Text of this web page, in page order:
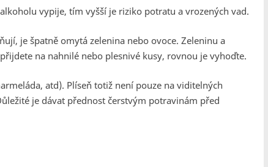
vypije, tím vyšší je riziko potratu a vrozených vad.
je špatně omytá zelenina nebo ovoce. Zeleninu a
na nahnilé nebo plesnivé kusy, rovnou je vyhoďte.
atd). Plíseň totiž není pouze na viditelných
je dávat přednost čerstvým potravinám před